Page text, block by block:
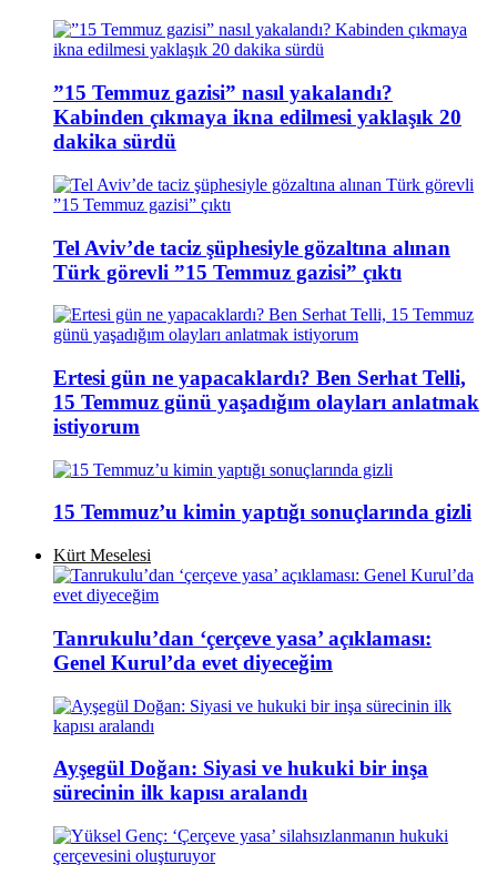
”15 Temmuz gazisi” nasıl yakalandı?
Kabinden çıkmaya ikna edilmesi yaklaşık 20
dakika sürdü
Tel Aviv’de taciz şüphesiyle gözaltına alınan
Türk görevli ”15 Temmuz gazisi” çıktı
Ertesi gün ne yapacaklardı? Ben Serhat Telli,
15 Temmuz günü yaşadığım olayları anlatmak
istiyorum
15 Temmuz’u kimin yaptığı sonuçlarında gizli
Kürt Meselesi
Tanrukulu’dan ‘çerçeve yasa’ açıklaması:
Genel Kurul’da evet diyeceğim
Ayşegül Doğan: Siyasi ve hukuki bir inşa
sürecinin ilk kapısı aralandı